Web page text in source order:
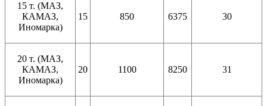
15 т. (МАЗ,
КАМАЗ,
Иномарка)
15 850 6375 30
20 т. (МАЗ,
КАМАЗ,
Иномарка)
20 1100 8250 31